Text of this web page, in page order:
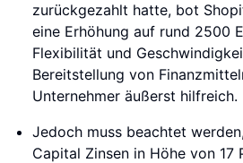
zurückgezahlt hatte, bot
eine Erhöhung auf rund 2500
Flexibilität und
Bereitstellung von
Unternehmer äußerst hilfreich.
Jedoch muss beachtet
Capital Zinsen in Höhe von 17